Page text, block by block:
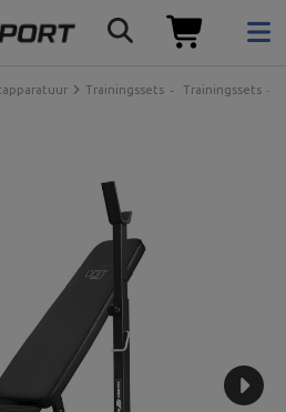
Trainingssets Trainingssets